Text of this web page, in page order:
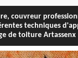
couvreur
techniques
de toiture Artassenx